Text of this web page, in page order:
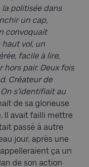
la politisée dans
un cap,
convoquait
haut vol, un
facile à lire,
hors pair. Deux fois
Créateur de
s’identifiait au
de sa glorieuse
Il avait failli mettre
passé à autre
jour, après une
ça un
de son action